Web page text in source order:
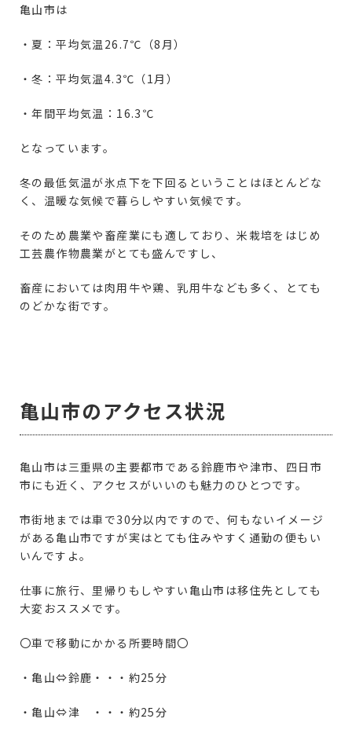
亀山市は
・夏：平均気温26.7℃（8月）
・冬：平均気温4.3℃（1月）
・年間平均気温：16.3℃
となっています。
冬の最低気温が氷点下を下回るということはほとんどな
く、温暖な気候で暮らしやすい気候です。
そのため農業や畜産業にも適しており、米栽培をはじめ
工芸農作物農業がとても盛んですし、
畜産においては肉用牛や鶏、乳用牛なども多く、とても
のどかな街です。
亀山市のアクセス状況
亀山市は三重県の主要都市である鈴鹿市や津市、四日市
市にも近く、アクセスがいいのも魅力のひとつです。
市街地までは車で30分以内ですので、何もないイメージ
がある亀山市ですが実はとても住みやすく通勤の便もい
いんですよ。
仕事に旅行、里帰りもしやすい亀山市は移住先としても
大変おススメです。
〇車で移動にかかる所要時間〇
・亀山⇔鈴鹿・・・約25分
・亀山⇔津 ・・・約25分